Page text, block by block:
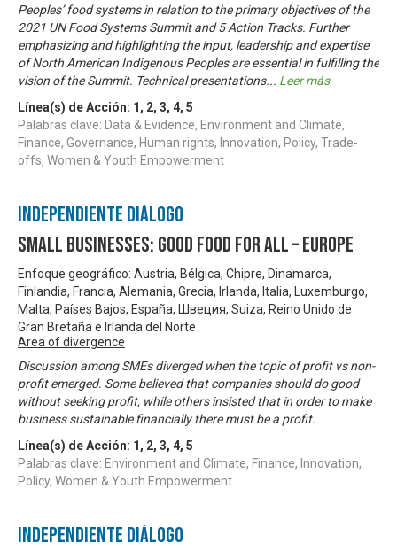
Peoples’ food systems in relation to the primary objectives of the
2021 UN Food Systems Summit and 5 Action Tracks. Further
emphasizing and highlighting the input, leadership and expertise
of North American Indigenous Peoples are essential in fulfilling the
vision of the Summit. Technical presentations... Leer más
Línea(s) de Acción: 1 , 2, 3, 4, 5
Palabras clave: Data & Evidence, Environment and Climate,
Finance, Governance, Human rights, Innovation, Policy, Trade-
offs, Women & Youth Empowerment
Independiente Diálogo
Small Businesses: Good Food for All – Europe
Enfoque geográfico: Austria, Bélgica, Chipre, Dinamarca,
Finlandia, Francia, Alemania, Grecia, Irlanda, Italia, Luxemburgo,
Malta, Países Bajos, España, Швеция, Suiza, Reino Unido de
Gran Bretaña e Irlanda del Norte
Area of divergence
Discussion among SMEs diverged when the topic of profit vs non-
profit emerged. Some believed that companies should do good
without seeking profit, while others insisted that in order to make
business sustainable financially there must be a profit.
Línea(s) de Acción: 1 , 2, 3, 4, 5
Palabras clave: Environment and Climate, Finance, Innovation,
Policy, Women & Youth Empowerment
Independiente Diálogo